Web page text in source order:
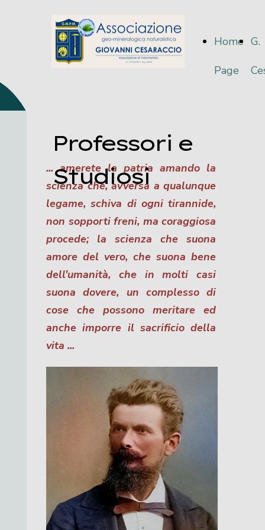
Home
Page
G.
Professori e
Studiosi
... amerete la patria amando la
scienza che, avversa a qualunque
legame, schiva di ogni tirannide,
non sopporti freni, ma coraggiosa
procede; la scienza che suona
amore del vero, che suona bene
dell'umanità, che in molti casi
suona dovere, un complesso di
cose che possono meritare ed
anche imporre il sacrificio della
vita ...